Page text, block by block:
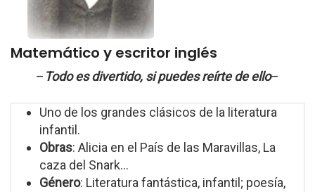
Matemático y escritor inglés
– Todo es divertido, si puedes reírte de ello–
Uno de los grandes clásicos de la literatura
infantil.
Obras: Alicia en el País de las Maravillas, La
caza del Snark...
Género: Literatura fantástica, infantil; poesía,